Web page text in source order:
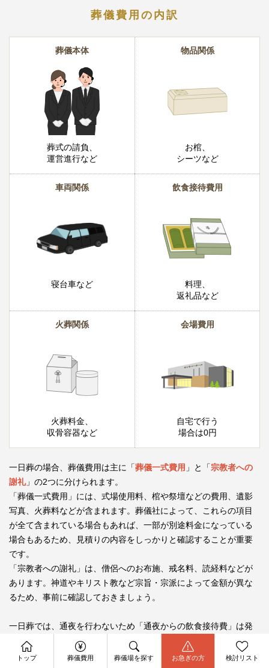
葬儀費用の内訳
葬儀本体
葬式の請負、
運営進行など
物品関係
お棺、
シーツなど
車両関係
寝台車など
飲食接待費用
料理、
返礼品など
火葬関係
火葬料金、
収骨容器など
会場費用
自宅で行う
場合は0円
一日葬の場合、葬儀費用は主に「葬儀一式費用 」と「宗教者への
謝礼」の2つに分けられます。
「葬儀一式費用」には、式場使用料、棺や祭壇などの費用、遺影
写真、火葬料などが含まれます。葬儀社によって、これらの項目
が全て含まれている場合もあれば、一部が別途料金になっている
場合もあるため、見積りの内容をしっかりと確認することが重要
です。
「宗教者への謝礼」は、僧侶へのお布施、戒名料、読経料などが
あります。神道やキリスト教など宗旨・宗派によって金額が異な
るため、事前に確認しておきましょう。
一日葬では、通夜を行わないため「通夜からの飲食接待費」は発
生しません。そのため、従来の葬儀形式と比べて飲食接待費用を
抑えることができます。
トップ 葬儀費用 葬儀場を探す お急ぎの方 検討リスト
資料請求
お問合せ
今すぐ電話相談